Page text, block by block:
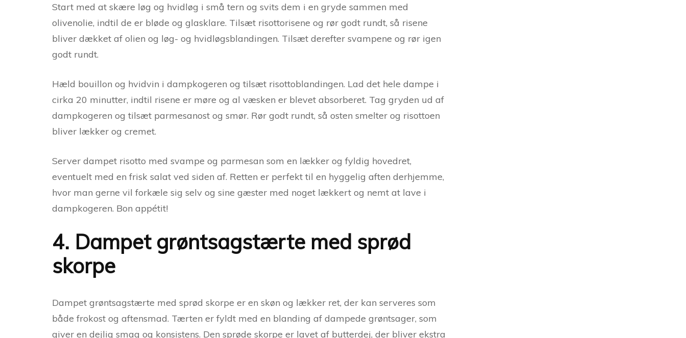
Start med at skære løg og hvidløg i små tern og svits dem i en gryde sammen med
olivenolie, indtil de er bløde og glasklare. Tilsæt risottorisene og rør godt rundt, så risene
bliver dækket af olien og løg- og hvidløgsblandingen. Tilsæt derefter svampene og rør igen
godt rundt.
Hæld bouillon og hvidvin i dampkogeren og tilsæt risottoblandingen. Lad det hele dampe i
cirka 20 minutter, indtil risene er møre og al væsken er blevet absorberet. Tag gryden ud af
dampkogeren og tilsæt parmesanost og smør. Rør godt rundt, så osten smelter og risottoen
bliver lækker og cremet.
Server dampet risotto med svampe og parmesan som en lækker og fyldig hovedret,
eventuelt med en frisk salat ved siden af. Retten er perfekt til en hyggelig aften derhjemme,
hvor man gerne vil forkæle sig selv og sine gæster med noget lækkert og nemt at lave i
dampkogeren. Bon appétit!
4. Dampet grøntsagstærte med sprød
skorpe
Dampet grøntsagstærte med sprød skorpe er en skøn og lækker ret, der kan serveres som
både frokost og aftensmad. Tærten er fyldt med en blanding af dampede grøntsager, som
giver en dejlig smag og konsistens. Den sprøde skorpe er lavet af butterdej, der bliver ekstra